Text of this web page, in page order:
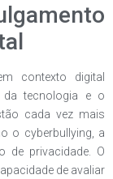
contexto digital
da tecnologia e o
cada vez mais
o cyberbullying, a
de privacidade. O
de avaliar